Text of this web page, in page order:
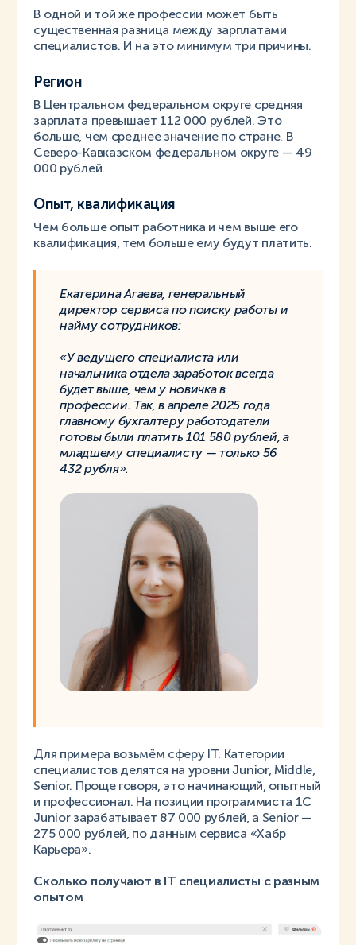
В одной и той же профессии может быть
существенная разница между зарплатами
специалистов. И на это минимум три причины.
Регион
В Центральном федеральном округе средняя
зарплата превышает 112 000 рублей. Это
больше, чем среднее значение по стране. В
Северо-Кавказском федеральном округе — 49
000 рублей.
Опыт, квалификация
Чем больше опыт работника и чем выше его
квалификация, тем больше ему будут платить.
Екатерина Агаева, генеральный
директор сервиса по поиску работы и
найму сотрудников:
«У ведущего специалиста или
начальника отдела заработок всегда
будет выше, чем у новичка в
профессии. Так, в апреле 2025 года
главному бухгалтеру работодатели
готовы были платить 101 580 рублей, а
младшему специалисту — только 56
432 рубля».
Для примера возьмём сферу IT. Категории
специалистов делятся на уровни Junior, Middle,
Senior. Проще говоря, это начинающий, опытный
и профессионал. На позиции программиста 1С
Junior зарабатывает 87 000 рублей, а Senior —
275 000 рублей, по данным сервиса «Хабр
Карьера».
Сколько получают в IT специалисты с разным
опытом